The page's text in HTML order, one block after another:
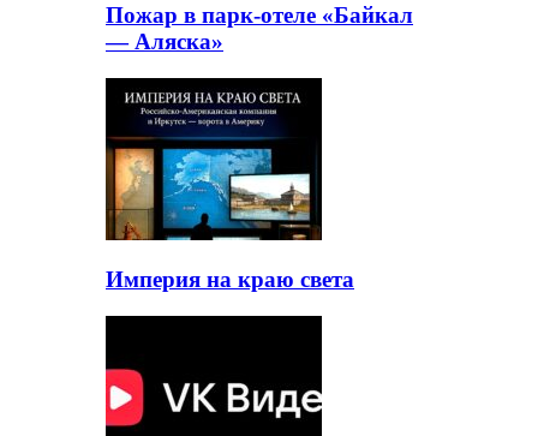
Пожар в парк-отеле «Байкал
— Аляска»
Империя на краю света